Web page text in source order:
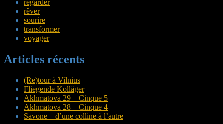
regarder
rêver
sourire
transformer
voyager
Articles récents
(Re)tour à Vilnius
Fliegende Kolläger
Akhmatova 29 – Cinque 5
Akhmatova 28 – Cinque 4
Savone – d’une colline à l’autre